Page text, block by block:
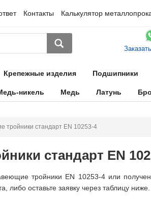
Контакты Калькулятор
Крепежные изделия Подшипники
никель Медь Латунь
тройники стандарт EN 10253-4
стандарт EN
тройники EN 10253-4 или
либо оставьте заявку через таблицу ниже.